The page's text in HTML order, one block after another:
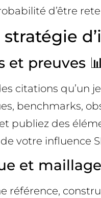
d’être
stratégie
et preuves
citations qu’un
benchmarks,
publiez des
votre influence
et
référence,